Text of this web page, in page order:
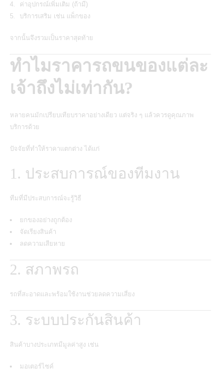
ค่าอุปกรณ์เพิ่มเติม (ถ้ามี)
บริการเสริม เช่น แพ็กของ
จากนั้นจึงรวมเป็นราคาสุดท้าย
ทำไมราคารถขนของแต่ละ
เจ้าถึงไม่เท่ากัน?
หลายคนมักเปรียบเทียบราคาอย่างเดียว แต่จริง ๆ แล้วควรดูคุณภาพ
บริการด้วย
ปัจจัยที่ทำให้ราคาแตกต่าง ได้แก่
1. ประสบการณ์ของทีมงาน
ทีมที่มีประสบการณ์จะรู้วิธี
ยกของอย่างถูกต้อง
จัดเรียงสินค้า
ลดความเสียหาย
2. สภาพรถ
รถที่สะอาดและพร้อมใช้งานช่วยลดความเสี่ยง
3. ระบบประกันสินค้า
สินค้าบางประเภทมีมูลค่าสูง เช่น
มอเตอร์ไซค์